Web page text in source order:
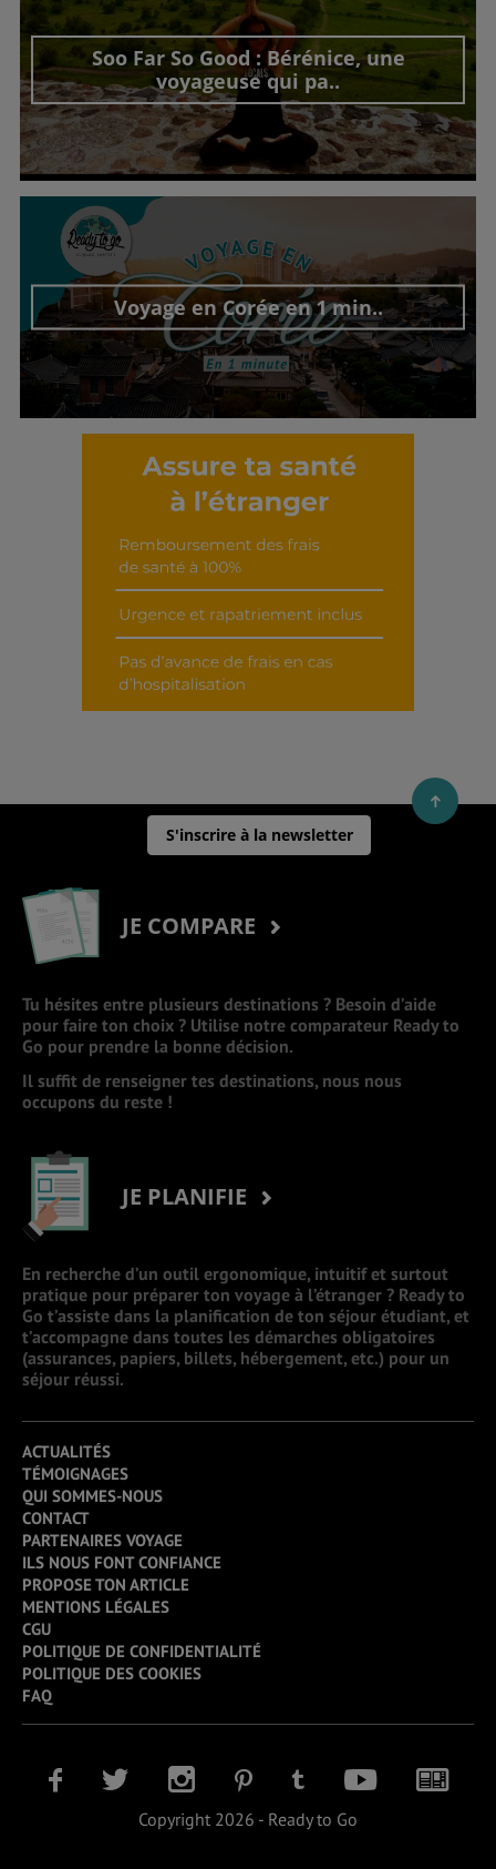
Soo Far So Good : Bérénice, une
voyageuse qui pa..
Découvrir cet interview
Voyage en Corée en 1 min..
Découvrir cet interview
S'inscrire à la newsletter
JE COMPARE
Tu hésites entre plusieurs destinations ? Besoin d’aide
pour faire ton choix ? Utilise notre comparateur Ready to
Go pour prendre la bonne décision.
Il suffit de renseigner tes destinations, nous nous
occupons du reste !
JE PLANIFIE
En recherche d’un outil ergonomique, intuitif et surtout
pratique pour préparer ton voyage à l’étranger ? Ready to
Go t’assiste dans la planification de ton séjour étudiant, et
t’accompagne dans toutes les démarches obligatoires
(assurances, papiers, billets, hébergement, etc.) pour un
séjour réussi.
ACTUALITÉS
TÉMOIGNAGES
QUI SOMMES-NOUS
CONTACT
PARTENAIRES VOYAGE
ILS NOUS FONT CONFIANCE
PROPOSE TON ARTICLE
MENTIONS LÉGALES
CGU
POLITIQUE DE CONFIDENTIALITÉ
POLITIQUE DES COOKIES
FAQ
Copyright 2026 - Ready to Go